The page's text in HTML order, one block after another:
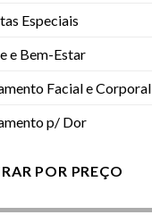
Especiais
e Bem-Estar
Facial e Corporal
p/ Dor
POR PREÇO